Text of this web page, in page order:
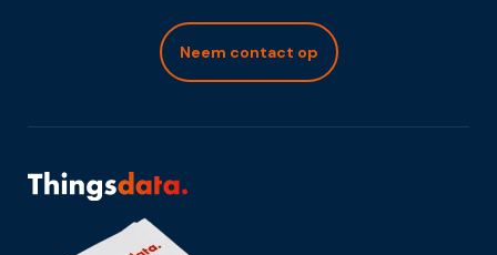
Neem contact op